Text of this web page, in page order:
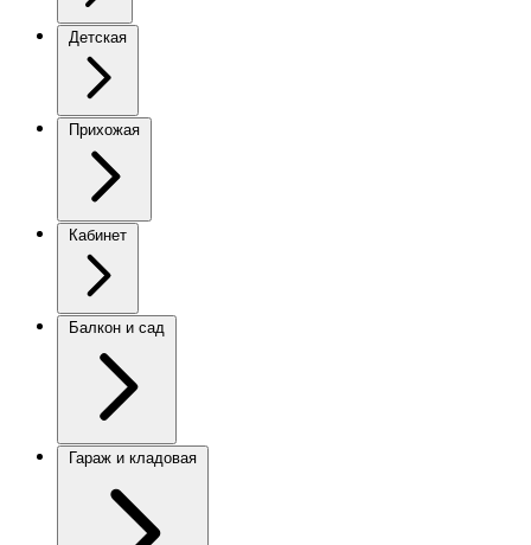
Детская
Прихожая
Кабинет
Балкон и сад
Гараж и кладовая